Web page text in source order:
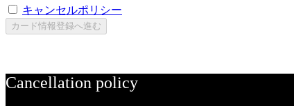
キャンセルポリシー
カード情報登録へ進む
Cancellation policy